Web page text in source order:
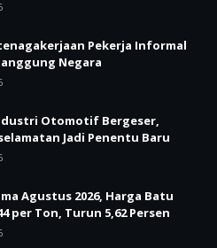
Pekerja Informal
Negara
Otomotif Bergeser,
Jadi Penentu Baru
Agustus 2026, Harga Batu
per Ton, Turun 5,62 Persen